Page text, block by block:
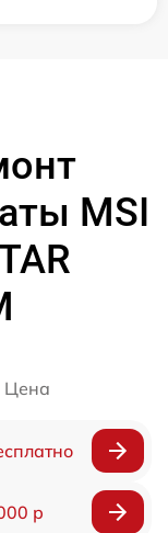
MSI
Цена
р